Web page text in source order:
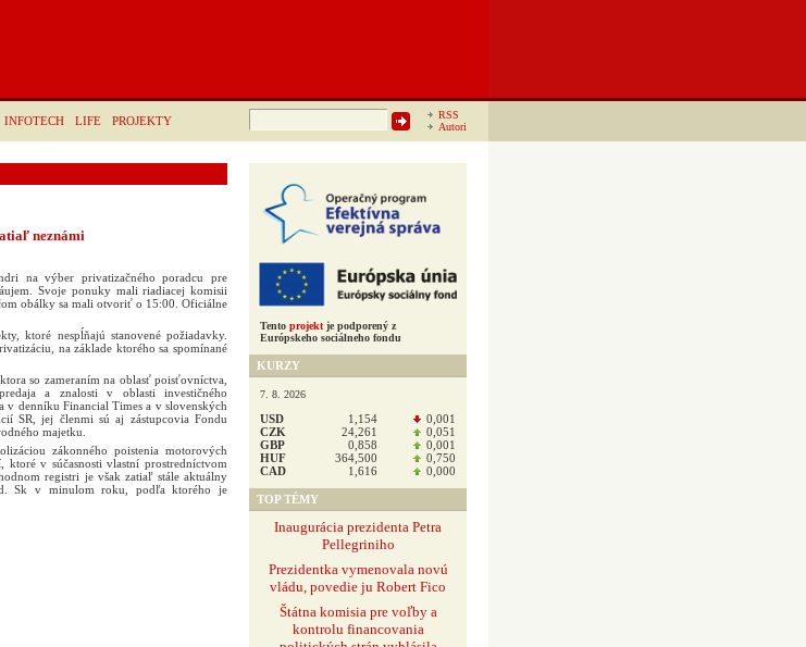
INFOTECH LIFE PROJEKTY
RSS
Autori
Hľadať:
neznámi
na výber privatizačného poradcu pre
Svoje ponuky mali riadiacej komisii
obálky sa mali otvoriť o 15:00. Oficiálne
ktoré nespĺňajú stanovené požiadavky.
na základe ktorého sa spomínané
so zameraním na oblasť poisťovníctva,
a znalosti v oblasti investičného
v denníku Financial Times a v slovenských
SR, jej členmi sú aj zástupcovia Fondu
majetku.
zákonného poistenia motorových
v súčasnosti vlastní prostredníctvom
registri je však zatiaľ stále aktuálny
Sk v minulom roku, podľa ktorého je
Tento projekt je podporený z
Európskeho sociálneho fondu
KURZY
7. 8. 2026
USD 1,154
0,001
CZK
24,261
0,051
GBP
0,858
0,001
HUF
364,500
0,750
CAD
1,616 0,000
TOP TÉMY
Inaugurácia prezidenta Petra
Pellegriniho
Prezidentka vymenovala novú
vládu, povedie ju Robert Fico
Štátna komisia pre voľby a
kontrolu financovania